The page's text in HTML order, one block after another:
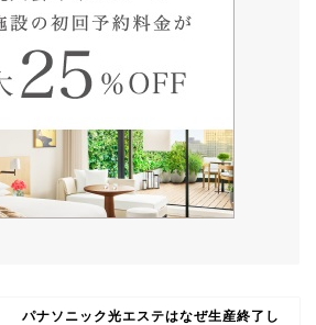
パナソニック光エステはなぜ生産終了し